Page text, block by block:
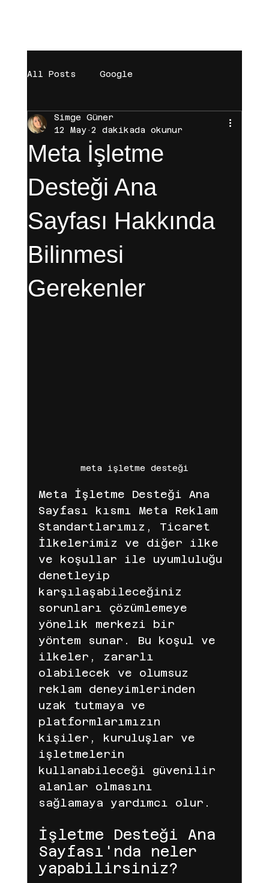
All Posts Google
digital marketing
Influencer Instagram
reklam yönetimi iyzico
Amazon pinteresr Pinterest
e mail Ticaret
Meta TEMU
LC Waikiki için ajans blog yazıları
Meta İşletme
Desteği Ana
Sayfası Hakkında
Bilinmesi
Gerekenler
Simge Güner
12 May 2 dakikada okunur
meta işletme desteği
Meta İşletme Desteği Ana
Sayfası kısmı Meta Reklam
Standartlarımız, Ticaret
İlkelerimiz ve diğer ilke
ve koşullar ile uyumluluğu
denetleyip
karşılaşabileceğiniz
sorunları çözümlemeye
yönelik merkezi bir
yöntem sunar. Bu koşul ve
ilkeler, zararlı
olabilecek ve olumsuz
reklam deneyimlerinden
uzak tutmaya ve
platformlarımızın
kişiler, kuruluşlar ve
işletmelerin
kullanabileceği güvenilir
alanlar olmasını
sağlamaya yardımcı olur.
İşletme Desteği Ana
Sayfası'nda neler
yapabilirsiniz?